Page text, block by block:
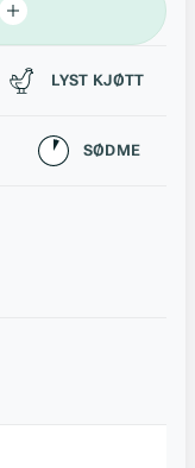
LYST KJØTT
SØDME